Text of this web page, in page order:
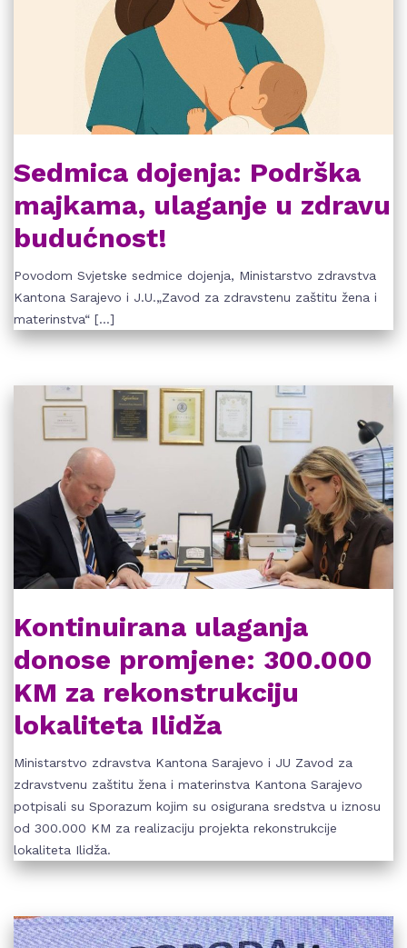
Sedmica dojenja: Podrška
majkama, ulaganje u zdravu
budućnost!
Povodom Svjetske sedmice dojenja, Ministarstvo zdravstva
Kantona Sarajevo i J.U.„Zavod za zdravstenu zaštitu žena i
materinstva“ […]
Kontinuirana ulaganja
donose promjene: 300.000
KM za rekonstrukciju
lokaliteta Ilidža
Ministarstvo zdravstva Kantona Sarajevo i JU Zavod za
zdravstvenu zaštitu žena i materinstva Kantona Sarajevo
potpisali su Sporazum kojim su osigurana sredstva u iznosu
od 300.000 KM za realizaciju projekta rekonstrukcije
lokaliteta Ilidža.